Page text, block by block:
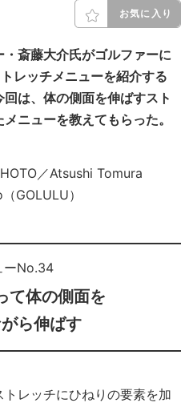
お気に入り
斎藤大介氏がゴルファーに
レッチメニューを紹介する
回は、体の側面を伸ばすスト
ニューを教えてもらった。
／Atsushi Tomura
GOLULU）
ーNo.34
て体の側面を
ら伸ばす
レッチにひねりの要素を加